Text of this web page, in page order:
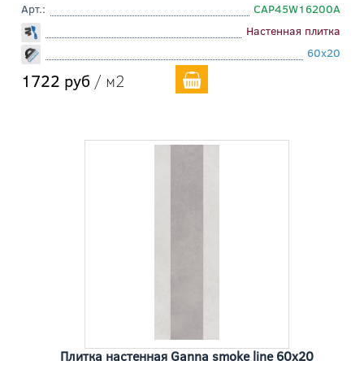
Арт.:
СAP45W16200A
Настенная плитка
60x20
1722 руб / м2
Плитка настенная Ganna smoke line 60x20